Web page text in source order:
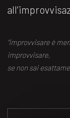
“improvvisare è
improvvisare,
se non sai